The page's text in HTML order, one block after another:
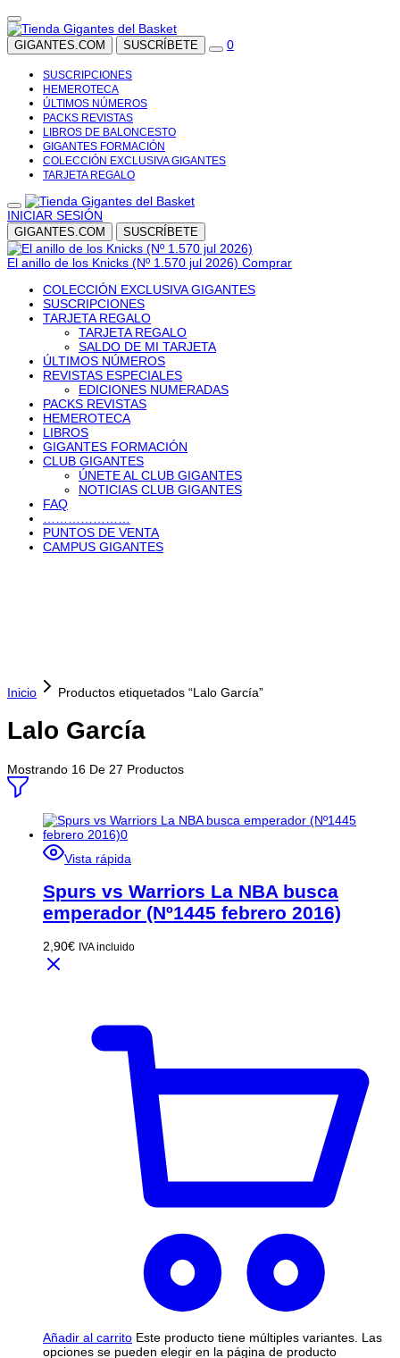
GIGANTES.COM SUSCRÍBETE 0
SUSCRIPCIONES
HEMEROTECA
ÚLTIMOS NÚMEROS
PACKS REVISTAS
LIBROS DE BALONCESTO
GIGANTES FORMACIÓN
COLECCIÓN EXCLUSIVA GIGANTES
TARJETA REGALO
INICIAR SESIÓN
GIGANTES.COM SUSCRÍBETE
El anillo de los Knicks (Nº 1.570 jul 2026) Comprar
COLECCIÓN EXCLUSIVA GIGANTES
SUSCRIPCIONES
TARJETA REGALO
TARJETA REGALO
SALDO DE MI TARJETA
ÚLTIMOS NÚMEROS
REVISTAS ESPECIALES
EDICIONES NUMERADAS
PACKS REVISTAS
HEMEROTECA
LIBROS
GIGANTES FORMACIÓN
CLUB GIGANTES
ÚNETE AL CLUB GIGANTES
NOTICIAS CLUB GIGANTES
FAQ
PUNTOS DE VENTA
CAMPUS GIGANTES
Inicio Productos etiquetados “Lalo García”
Lalo García
Mostrando 16 De 27 Productos
Vista rápida
Spurs vs Warriors La NBA busca
emperador (Nº1445 febrero 2016)
2,90€ IVA incluido
Añadir al carrito Este producto tiene múltiples variantes. Las
opciones se pueden elegir en la página de producto